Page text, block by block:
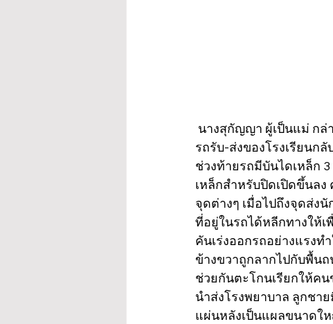
นางสุกัญญา ผู้เป็นแม่ กล่า
รถรับ-ส่งของโรงเรียนก
ช่วงท้ายรถมีบันไดเหล็ก
เหล็กสำหรับปิดเปิดขึ้นลง
จุดต่างๆ เมื่อไปถึงจุดส่ง
ที่อยู่ในรถได้หลีกทางให้
คันเร่งออกรถอย่างแรงท
ข้างขวาถูกลากไปกับพื้น
ช่วยกันตะโกนเรียกให้ค
นำส่งโรงพยาบาล ลูกชา
แผ่นหลังเป็นแผลขนาดใ